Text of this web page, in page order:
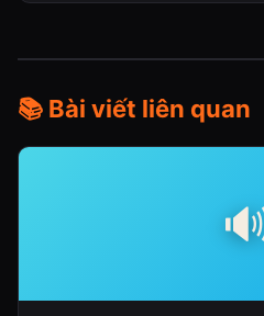
📚 Bài viết liên quan